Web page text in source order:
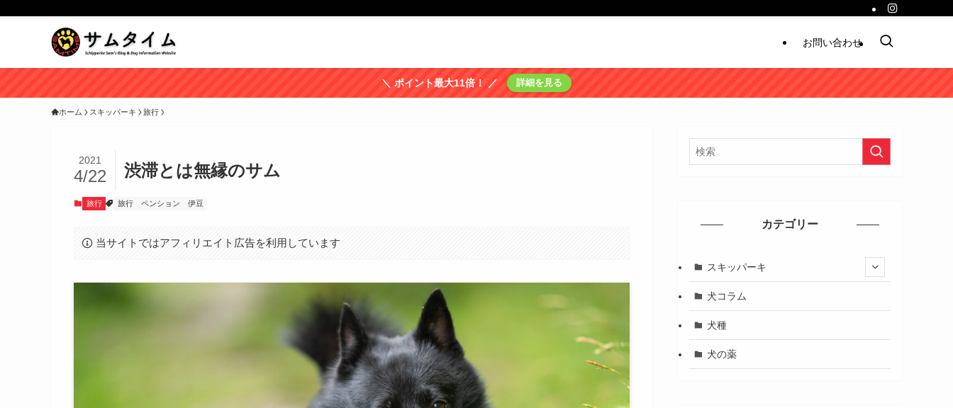
お問い合わせ
＼ ポイント最大11倍！ ／ 詳細を見る
ホーム スキッパーキ 旅行
渋滞とは無縁のサム
2021
4/22
旅行 旅行 ペンション 伊豆
当サイトではアフィリエイト広告を利用しています
カテゴリー
スキッパーキ
犬コラム
犬種
犬の薬